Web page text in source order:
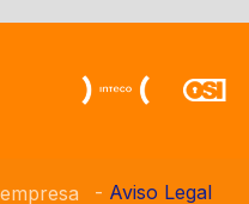
- Aviso Legal